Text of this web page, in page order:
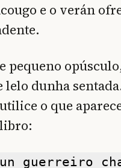
e o verán
pequeno
dunha
o que
guerreiro